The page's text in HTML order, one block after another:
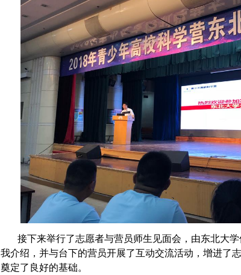
接下来举行了志愿者与营员师生见面会，由东北大学
我介绍，并与台下的营员开展了互动交流活动，增进了
奠定了良好的基础。